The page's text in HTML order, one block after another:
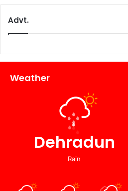
Advt.
Weather
Dehradun
Rain